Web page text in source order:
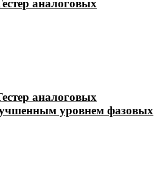
аналоговых
аналоговых
уровнем фазовых